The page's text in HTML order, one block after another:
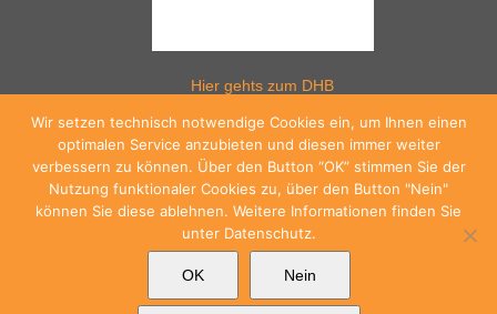
Hier gehts zum DHB
Hier gehts zum HV Westfalen
Wir setzen technisch notwendige Cookies ein, um Ihnen einen
optimalen Service anzubieten und diesen immer weiter
verbessern zu können. Über den Button “OK” stimmen Sie der
Nutzung funktionaler Cookies zu, über den Button "Nein"
können Sie diese ablehnen. Weitere Informationen finden Sie
unter Datenschutz.
OK Nein